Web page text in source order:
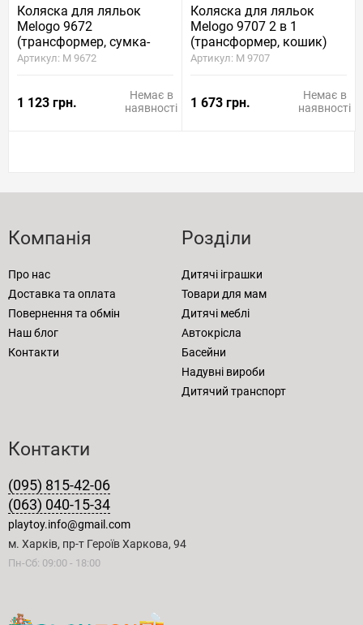
Коляска для ляльок
Melogo 9672
(трансформер, сумка-
переноска, кошик)
Артикул: M 9672
1 123 грн.
Немає в
наявності
Коляска для ляльок
Melogo 9707 2 в 1
(трансформер, кошик)
Артикул: M 9707
1 673 грн.
Немає в
наявності
Компанія
Про нас
Доставка та оплата
Повернення та обмін
Наш блог
Контакти
Розділи
Дитячі іграшки
Товари для мам
Дитячі меблі
Автокрісла
Басейни
Надувні вироби
Дитячий транспорт
Контакти
(095) 815-42-06
(063) 040-15-34
playtoy.info@gmail.com
м. Харків, пр-т Героїв Харкова, 94
Пн-Сб: 09:00 - 18:00